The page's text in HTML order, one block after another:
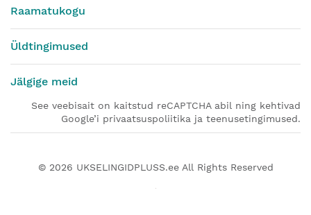
Raamatukogu
Üldtingimused
Jälgige meid
See veebisait on kaitstud reCAPTCHA abil ning kehtivad
Google’i privaatsuspoliitika ja teenusetingimused.
© 2026 UKSELINGIDPLUSS.eeAll Rights Reserved